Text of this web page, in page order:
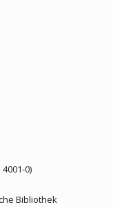
0)
Bibliothek